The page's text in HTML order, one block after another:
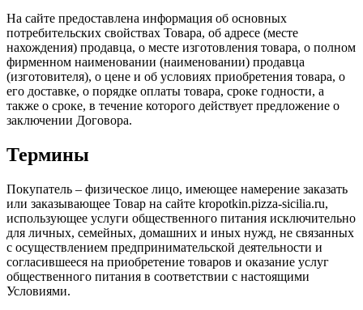
На сайте предоставлена информация об основных
потребительских свойствах Товара, об адресе (месте
нахождения) продавца, о месте изготовления товара, о полном
фирменном наименовании (наименовании) продавца
(изготовителя), о цене и об условиях приобретения товара, о
его доставке, о порядке оплаты товара, сроке годности, а
также о сроке, в течение которого действует предложение о
заключении Договора.
Термины
Покупатель – физическое лицо, имеющее намерение заказать
или заказывающее Товар на сайте kropotkin.pizza-sicilia.ru,
использующее услуги общественного питания исключительно
для личных, семейных, домашних и иных нужд, не связанных
с осуществлением предпринимательской деятельности и
согласившееся на приобретение товаров и оказание услуг
общественного питания в соответствии с настоящими
Условиями.